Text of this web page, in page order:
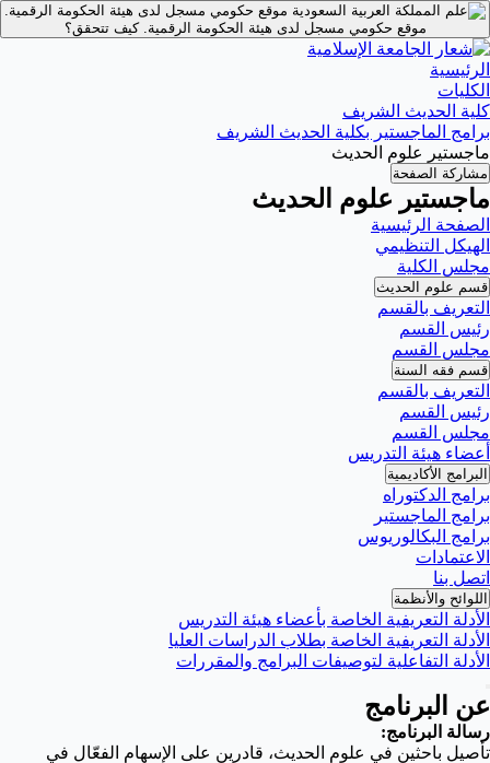
موقع حكومي مسجل لدى هيئة الحكومة الرقمية.
موقع حكومي مسجل لدى هيئة الحكومة الرقمية.كيف تتحقق؟
الرئيسية
الكليات
كلية الحديث الشريف
برامج الماجستير بكلية الحديث الشريف
ماجستير علوم الحديث
مشاركة الصفحة
ماجستير علوم الحديث
الصفحة الرئيسية
الهيكل التنظيمي
مجلس الكلية
قسم علوم الحديث
التعريف بالقسم
رئيس القسم
مجلس القسم
قسم فقه السنة
التعريف بالقسم
رئيس القسم
مجلس القسم
أعضاء هيئة التدريس
البرامج الأكاديمية
برامج الدكتوراه
برامج الماجستير
برامج البكالوريوس
الاعتمادات
اتصل بنا
اللوائح والأنظمة
الأدلة التعريفية الخاصة بأعضاء هيئة التدريس
الأدلة التعريفية الخاصة بطلاب الدراسات العليا
الأدلة التفاعلية لتوصيفات البرامج والمقررات
عن البرنامج
رسالة البرنامج:
تأصيل باحثين في علوم الحديث، قادرين على الإسهام الفعّال في